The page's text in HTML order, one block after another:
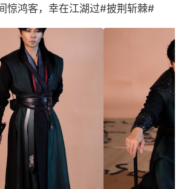
惊鸿客，幸在江湖过#披荆斩棘#